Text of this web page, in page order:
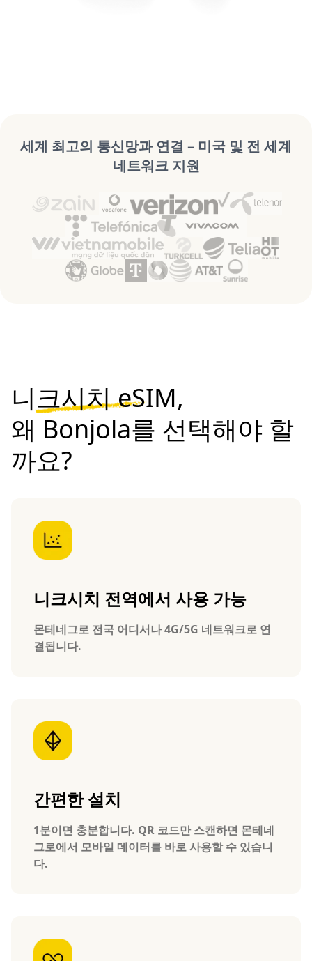
세계 최고의 통신망과 연결 – 미국 및 전 세계
네트워크 지원
니크시치 eSIM,
왜 Bonjola를 선택해야 할
까요?
니크시치 전역에서 사용 가능
몬테네그로 전국 어디서나 4G/5G 네트워크로 연
결됩니다.
간편한 설치
1분이면 충분합니다. QR 코드만 스캔하면 몬테네
그로에서 모바일 데이터를 바로 사용할 수 있습니
다.